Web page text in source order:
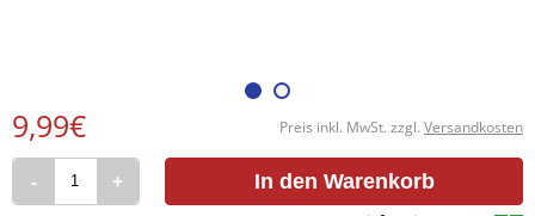
Preis inkl. MwSt. zzgl. Versandkosten
9,99€
- + In den Warenkorb